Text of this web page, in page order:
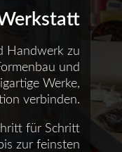
Handwerk zu
und
Werke,
verbinden.
für Schritt
zur feinsten